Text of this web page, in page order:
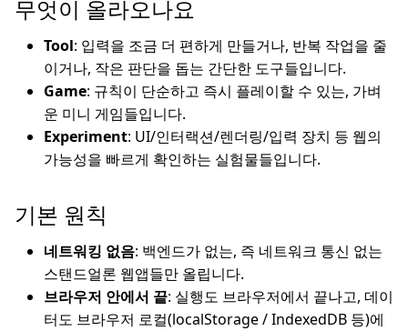
무엇이 올라오나요
Tool: 입력을 조금 더 편하게 만들거나, 반복 작업을 줄
이거나, 작은 판단을 돕는 간단한 도구들입니다.
Game: 규칙이 단순하고 즉시 플레이할 수 있는, 가벼
운 미니 게임들입니다.
Experiment: UI/인터랙션/렌더링/입력 장치 등 웹의
가능성을 빠르게 확인하는 실험물들입니다.
기본 원칙
네트워킹 없음: 백엔드가 없는, 즉 네트워크 통신 없는
스탠드얼론 웹앱들만 올립니다.
브라우저 안에서 끝: 실행도 브라우저에서 끝나고, 데이
터도 브라우저 로컬(localStorage / IndexedDB 등)에